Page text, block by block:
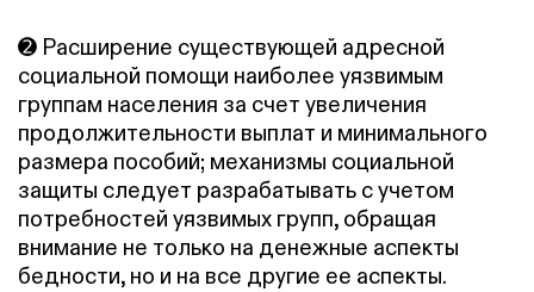
➋ Расширение существующей адресной
социальной помощи наиболее уязвимым
группам населения за счет увеличения
продолжительности выплат и минимального
размера пособий; механизмы социальной
защиты следует разрабатывать с учетом
потребностей уязвимых групп, обращая
внимание не только на денежные аспекты
бедности, но и на все другие ее аспекты.